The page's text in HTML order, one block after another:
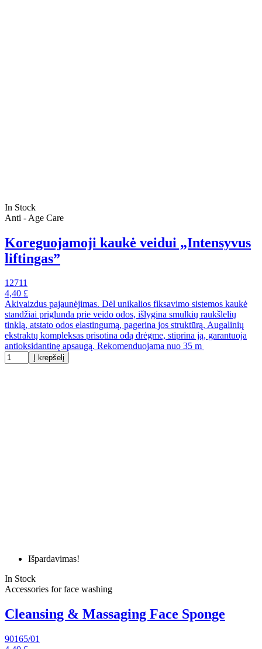
In Stock
Anti - Age Care
Koreguojamoji kaukė veidui „Intensyvus
liftingas”
12711
4,40 £
Akivaizdus pajaunėjimas. Dėl unikalios fiksavimo sistemos kaukė
standžiai priglunda prie veido odos, išlygina smulkių raukšlelių
tinklą, atstato odos elastingumą, pagerina jos struktūrą. Augalinių
ekstraktų kompleksas prisotina odą drėgme, stiprina ją, garantuoja
antioksidantinę apsaugą. Rekomenduojama nuo 35 m
Į krepšelį
Išpardavimas!
In Stock
Accessories for face washing
Cleansing & Massaging Face Sponge
90165/01